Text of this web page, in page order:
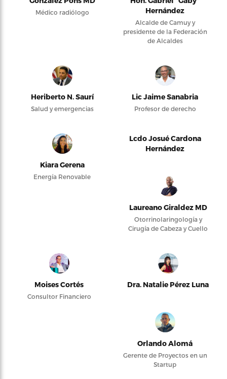
Médico radiólogo
Hernández
Alcalde de Camuy y
presidente de la Federación
de Alcaldes
Heriberto N. Saurí
Salud y emergencias
Lic Jaime Sanabria
Profesor de derecho
Kiara Gerena
Energía Renovable
Lcdo Josué Cardona
Hernández
Laureano Giraldez MD
Otorrinolaringología y
Cirugía de Cabeza y Cuello
Moises Cortés
Consultor Financiero
Dra. Natalie Pérez Luna
Orlando Alomá
Gerente de Proyectos en un
Startup